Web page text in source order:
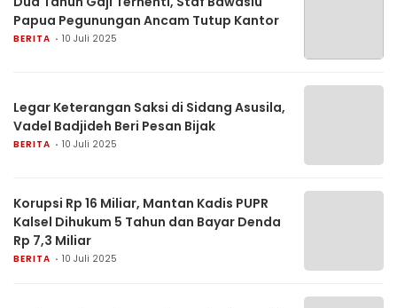
Papua Pegunungan Ancam Tutup Kantor
BERITA 10 Juli 2025
Legar Keterangan Saksi di Sidang Asusila,
Vadel Badjideh Beri Pesan Bijak
BERITA 10 Juli 2025
Korupsi Rp 16 Miliar, Mantan Kadis PUPR
Kalsel Dihukum 5 Tahun dan Bayar Denda
Rp 7,3 Miliar
BERITA 10 Juli 2025